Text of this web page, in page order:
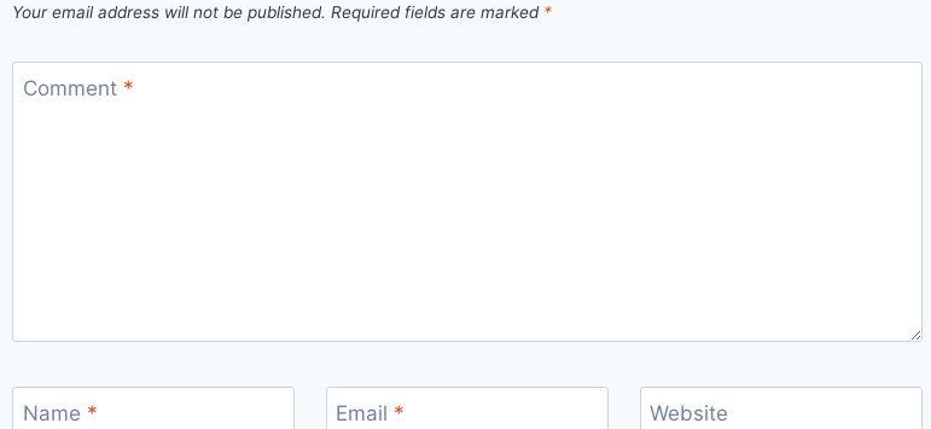
Your email address will not be published. Required fields are marked *
Comment *
Name * Email * Website